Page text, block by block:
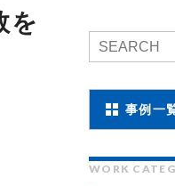
を
事例一
WORK